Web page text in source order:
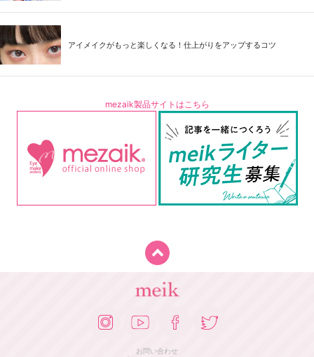
アイメイクがもっと楽しくなる！仕上がりをアップするコツ
mezaik製品サイトはこちら
お問い合わせ